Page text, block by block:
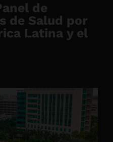
de
de Salud por
Latina y el